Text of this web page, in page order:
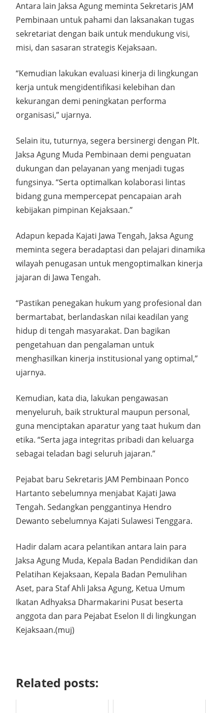
Antara lain Jaksa Agung meminta Sekretaris JAM
Pembinaan untuk pahami dan laksanakan tugas
sekretariat dengan baik untuk mendukung visi,
misi, dan sasaran strategis Kejaksaan.
“Kemudian lakukan evaluasi kinerja di lingkungan
kerja untuk mengidentifikasi kelebihan dan
kekurangan demi peningkatan performa
organisasi,” ujarnya.
Selain itu, tuturnya, segera bersinergi dengan Plt.
Jaksa Agung Muda Pembinaan demi penguatan
dukungan dan pelayanan yang menjadi tugas
fungsinya. “Serta optimalkan kolaborasi lintas
bidang guna mempercepat pencapaian arah
kebijakan pimpinan Kejaksaan.”
Adapun kepada Kajati Jawa Tengah, Jaksa Agung
meminta segera beradaptasi dan pelajari dinamika
wilayah penugasan untuk mengoptimalkan kinerja
jajaran di Jawa Tengah.
“Pastikan penegakan hukum yang profesional dan
bermartabat, berlandaskan nilai keadilan yang
hidup di tengah masyarakat. Dan bagikan
pengetahuan dan pengalaman untuk
menghasilkan kinerja institusional yang optimal,”
ujarnya.
Kemudian, kata dia, lakukan pengawasan
menyeluruh, baik struktural maupun personal,
guna menciptakan aparatur yang taat hukum dan
etika. “Serta jaga integritas pribadi dan keluarga
sebagai teladan bagi seluruh jajaran.”
Pejabat baru Sekretaris JAM Pembinaan Ponco
Hartanto sebelumnya menjabat Kajati Jawa
Tengah. Sedangkan penggantinya Hendro
Dewanto sebelumnya Kajati Sulawesi Tenggara.
Hadir dalam acara pelantikan antara lain para
Jaksa Agung Muda, Kepala Badan Pendidikan dan
Pelatihan Kejaksaan, Kepala Badan Pemulihan
Aset, para Staf Ahli Jaksa Agung, Ketua Umum
Ikatan Adhyaksa Dharmakarini Pusat beserta
anggota dan para Pejabat Eselon II di lingkungan
Kejaksaan.(muj)
Related posts: